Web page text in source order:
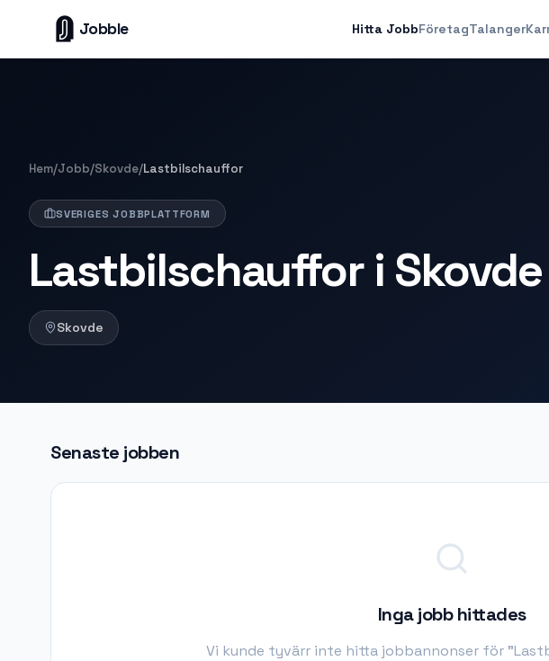
Jobble Hitta JobbFöretagTalanger
Hem/Jobb/Skovde/Lastbilschauffor
SVERIGES JOBBPLATTFORM
Lastbilschauffor i Skovde
Skovde
Senaste jobben
Inga jobb hittades
Vi kunde tyvärr inte hitta jobbannonser för "